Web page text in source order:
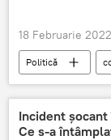
18 Februarie
Politică
Maia Sandu
Știri din Moldova
Incident
Ce s-a